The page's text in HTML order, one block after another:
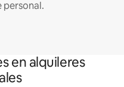
en alquileres